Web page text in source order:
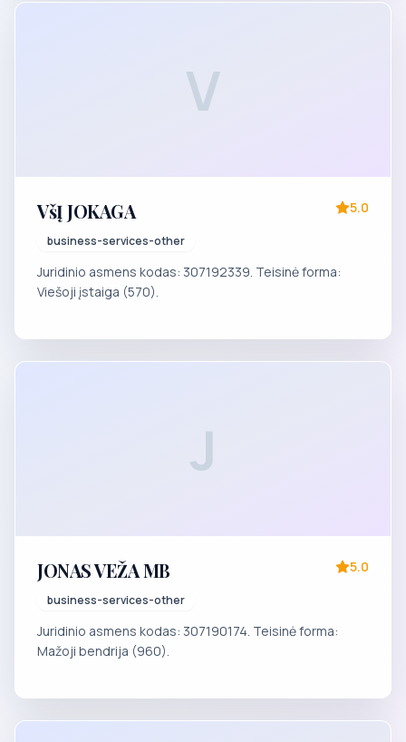
V
VšĮ JOKAGA
business-services-other
5.0
Juridinio asmens kodas: 307192339. Teisinė forma:
Viešoji įstaiga (570).
J
JONAS VEŽA MB
business-services-other
5.0
Juridinio asmens kodas: 307190174. Teisinė forma:
Mažoji bendrija (960).